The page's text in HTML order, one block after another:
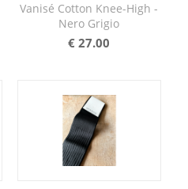
Vanisé Cotton Knee-High -
Nero Grigio
€ 27.00